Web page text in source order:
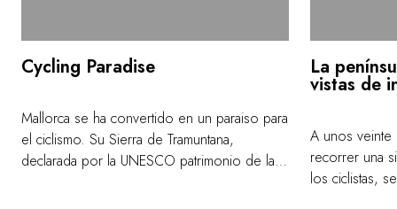
Cycling Paradise
Mallorca se ha convertido en un paraiso para
el ciclismo. Su Sierra de Tramuntana,
declarada por la UNESCO patrimonio de la
La
vistas de
A unos veinte
recorrer una
los ciclistas,